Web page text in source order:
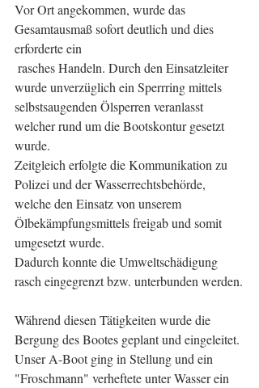
Vor Ort angekommen, wurde das
Gesamtausmaß sofort deutlich und dies
erforderte ein
wurde unverzüglich ein Sperrring mittels
selbstsaugenden Ölsperren veranlasst
welcher rund um die Bootskontur gesetzt
wurde.
Zeitgleich erfolgte die Kommunikation zu
Polizei und der Wasserrechtsbehörde,
welche den Einsatz von unserem
Ölbekämpfungsmittels freigab und somit
umgesetzt wurde.
Dadurch konnte die Umweltschädigung
rasch eingegrenzt bzw. unterbunden werden.
Während diesen Tätigkeiten wurde die
Bergung des Bootes geplant und eingeleitet.
Unser A-Boot ging in Stellung und ein
"Froschmann" verheftete unter Wasser ein